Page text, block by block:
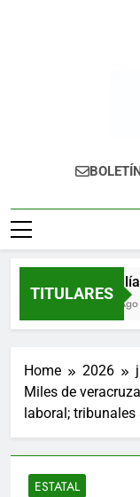
TITULARES
Fiscalía
1 Día Ago
Home 2026
Miles de
laboral;
ESTATAL